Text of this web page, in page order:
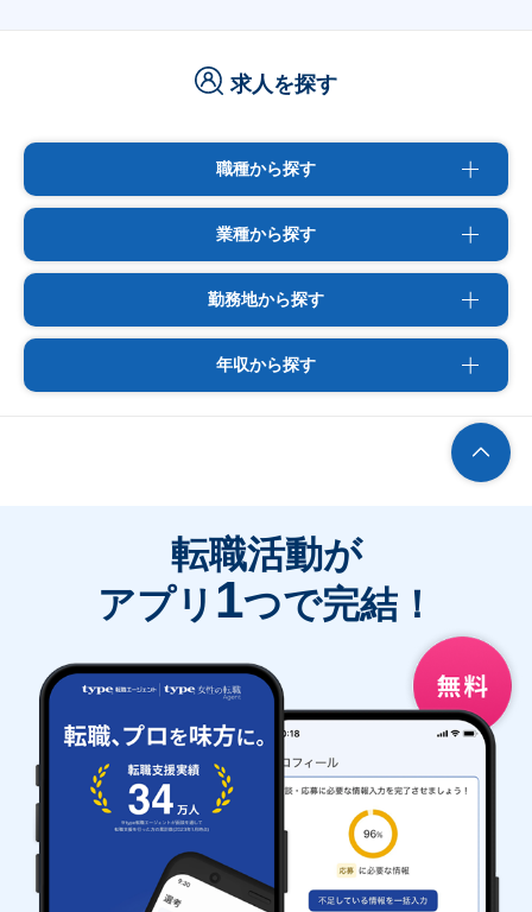
求人を探す
職種から探す
業種から探す
勤務地から探す
年収から探す
転職活動が
アプリ 1つで完結！